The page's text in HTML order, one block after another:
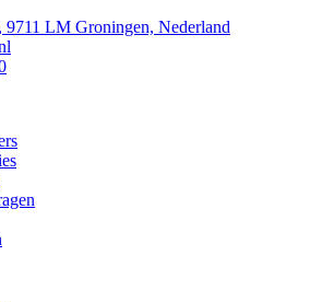
9711 LM Groningen, Nederland